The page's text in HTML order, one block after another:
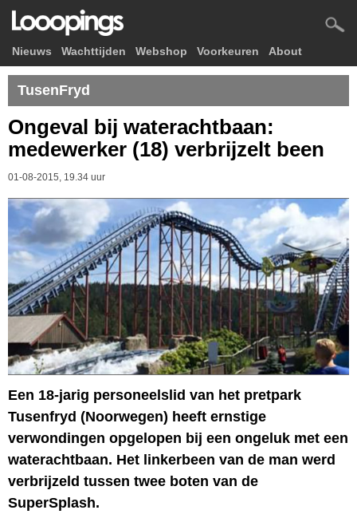
Nieuws Wachttijden Webshop Voorkeuren About
TusenFryd
Ongeval bij waterachtbaan:
medewerker (18) verbrijzelt been
01-08-2015, 19.34 uur
Een 18-jarig personeelslid van het pretpark
Tusenfryd (Noorwegen) heeft ernstige
verwondingen opgelopen bij een ongeluk met een
waterachtbaan. Het linkerbeen van de man werd
verbrijzeld tussen twee boten van de
SuperSplash.